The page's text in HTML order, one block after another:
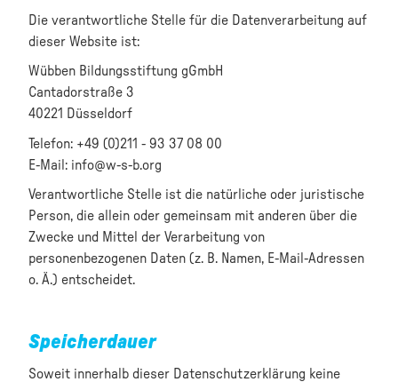
Die verantwortliche Stelle für die Datenverarbeitung auf
dieser Website ist:
Wübben Bildungsstiftung gGmbH
Cantadorstraße 3
40221 Düsseldorf
Telefon: +49 (0)211 - 93 37 08 00
E-Mail: info@w-s-b.org
Verantwortliche Stelle ist die natürliche oder juristische
Person, die allein oder gemeinsam mit anderen über die
Zwecke und Mittel der Verarbeitung von
personenbezogenen Daten (z. B. Namen, E-Mail-Adressen
o. Ä.) entscheidet.
Speicherdauer
Soweit innerhalb dieser Datenschutzerklärung keine